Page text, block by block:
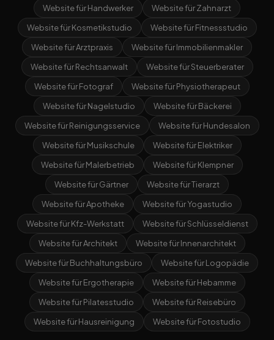
Website für Handwerker
Website für Zahnarzt
Website für Kosmetikstudio
Website für Fitnessstudio
Website für Arztpraxis
Website für Immobilienmakler
Website für Rechtsanwalt
Website für Steuerberater
Website für Fotograf
Website für Physiotherapeut
Website für Nagelstudio
Website für Bäckerei
Website für Reinigungsservice
Website für Hundesalon
Website für Musikschule
Website für Elektriker
Website für Malerbetrieb
Website für Klempner
Website für Gärtner
Website für Tierarzt
Website für Apotheke
Website für Yogastudio
Website für Kfz-Werkstatt
Website für Schlüsseldienst
Website für Architekt
Website für Innenarchitekt
Website für Buchhaltungsbüro
Website für Logopädie
Website für Ergotherapie
Website für Hebamme
Website für Pilatesstudio
Website für Reisebüro
Website für Hausreinigung
Website für Fotostudio